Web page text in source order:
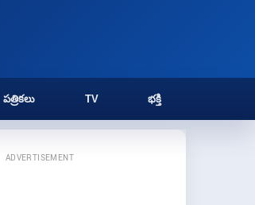
పత్రికలు TV భక్తి
ADVERTISEMENT